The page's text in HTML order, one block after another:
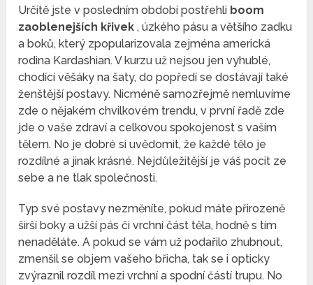
Určitě jste v posledním období postřehli boom
zaoblenejších křivek, úzkého pásu a většího zadku
a boků, který zpopularizovala zejména americká
rodina Kardashian. V kurzu už nejsou jen vyhublé,
chodící věšáky na šaty, do popředí se dostávají také
ženštější postavy. Nicméně samozřejmě nemluvíme
zde o nějakém chvilkovém trendu, v první řadě zde
jde o vaše zdraví a celkovou spokojenost s vaším
tělem. No je dobré si uvědomit, že každé tělo je
rozdílné a jinak krásné. Nejdůležitější je váš pocit ze
sebe a ne tlak společnosti.
Typ své postavy nezměníte, pokud máte přirozeně
širší boky a užší pás či vrchní část těla, hodně s tím
nenaděláte. A pokud se vám už podařilo zhubnout,
zmenšil se objem vašeho břicha, tak se i opticky
zvýraznil rozdíl mezi vrchní a spodní částí trupu. No